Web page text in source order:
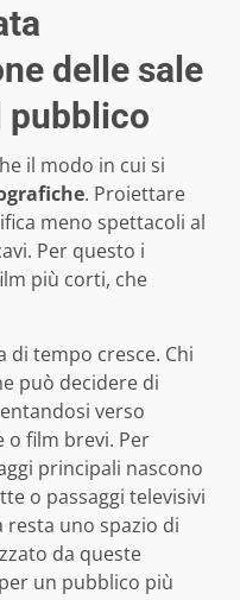
delle sale
pubblico
il modo in cui si
. Proiettare
meno spettacoli al
Per questo i
più corti, che
di tempo cresce. Chi
può decidere di
verso
o film brevi. Per
principali nascono
o passaggi televisivi
resta uno spazio di
da queste
un pubblico più